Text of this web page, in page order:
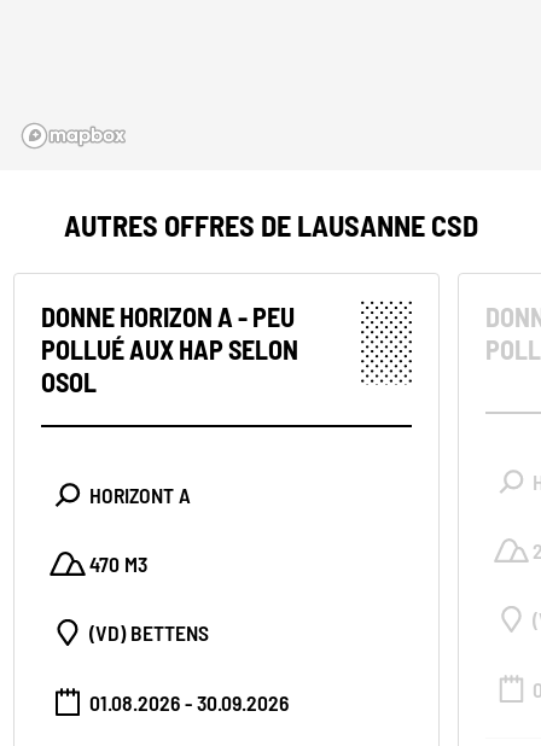
AUTRES OFFRES DE LAUSANNE CSD
DONNE HORIZON A - PEU
POLLUÉ AUX HAP SELON
OSOL
HORIZONT A
470 M3
(VD) BETTENS
01.08.2026 - 30.09.2026